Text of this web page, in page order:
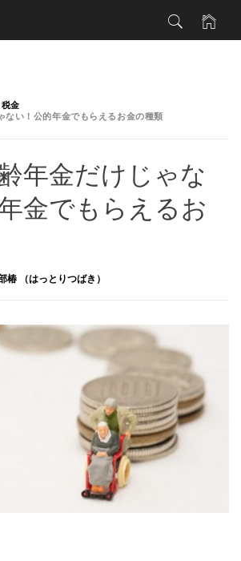
金
ない！公的年金でもらえるお金の種類
年金だけじゃな
金でもらえるお
椿 （はっとりつばき）